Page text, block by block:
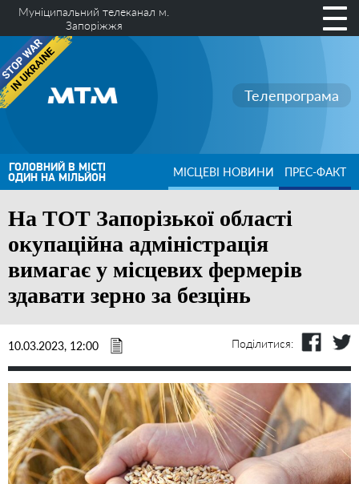
Муніципальний телеканал м.
Запоріжжя
Телепрограма
ГОЛОВНИЙ В МІСТІ
ОДИН НА МІЛЬЙОН МІСЦЕВІ НОВИНИ ПРЕС-ФАКТ
На ТОТ Запорізької області
окупаційна адміністрація
вимагає у місцевих фермерів
здавати зерно за безцінь
10.03.2023, 12:00 Поділитися: